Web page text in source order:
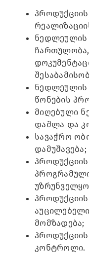
ნედლეულის
ნედლეულის
წონების
მიღებული
დაშლა და
სავაჭრო
დამუშავება;
მომზადება;
კონტროლი.